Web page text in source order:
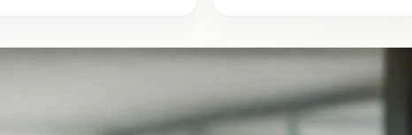
Maß in Kassel?
nach Maß in Kassel ist die Schreinerei Reinhardt in